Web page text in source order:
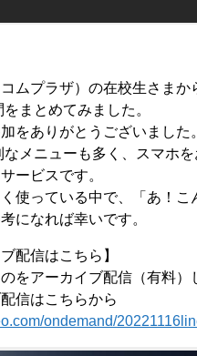
ムプラザ）の在校生さまか
まとめてみました。
をありがとうございました。
なメニューも多く、スマホ
ービスです。
使っている中で、「あ！こ
になれば幸いです。
配信はこちら】
をアーカイブ配信（有料）
信はこちらから
ondemand/